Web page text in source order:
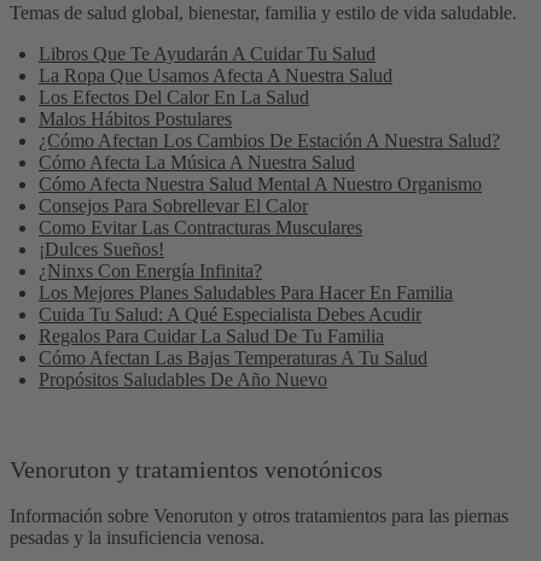
Temas de salud global, bienestar, familia y estilo de vida saludable.
Libros Que Te Ayudarán A Cuidar Tu Salud
La Ropa Que Usamos Afecta A Nuestra Salud
Los Efectos Del Calor En La Salud
Malos Hábitos Postulares
¿Cómo Afectan Los Cambios De Estación A Nuestra Salud?
Cómo Afecta La Música A Nuestra Salud
Cómo Afecta Nuestra Salud Mental A Nuestro Organismo
Consejos Para Sobrellevar El Calor
Como Evitar Las Contracturas Musculares
¡Dulces Sueños!
¿Ninxs Con Energía Infinita?
Los Mejores Planes Saludables Para Hacer En Familia
Cuida Tu Salud: A Qué Especialista Debes Acudir
Regalos Para Cuidar La Salud De Tu Familia
Cómo Afectan Las Bajas Temperaturas A Tu Salud
Propósitos Saludables De Año Nuevo
Venoruton y tratamientos venotónicos
Información sobre Venoruton y otros tratamientos para las piernas
pesadas y la insuficiencia venosa.